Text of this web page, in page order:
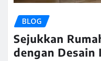
BLOG
Sejukkan
dengan